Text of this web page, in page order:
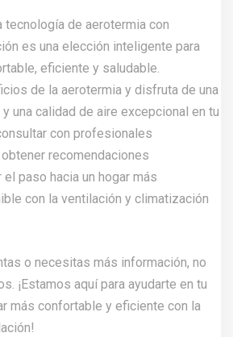
tecnología de aerotermia con
es una elección inteligente para
eficiente y saludable.
de la aerotermia y disfruta de una
una calidad de aire excepcional en tu
con profesionales
recomendaciones
paso hacia un hogar más
con la ventilación y climatización
o necesitas más información, no
. ¡Estamos aquí para ayudarte en tu
más confortable y eficiente con la